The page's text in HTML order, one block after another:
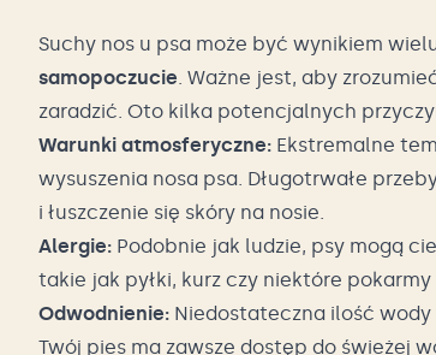
Suchy nos u psa może być wynikiem
samopoczucie. Ważne jest, aby
zaradzić. Oto kilka potencjalnych
Warunki atmosferyczne: Ekstremalne
wysuszenia nosa psa. Długotrwałe
i łuszczenie się skóry na nosie.
Alergie: Podobnie jak ludzie, psy mogą
takie jak pyłki, kurz czy niektóre
Odwodnienie: Niedostateczna ilość wody
Twój pies ma zawsze dostęp do świeżej